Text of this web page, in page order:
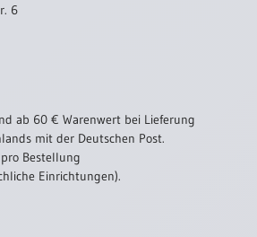
6
ab 60 € Warenwert bei Lieferung
mit der Deutschen Post.
Bestellung
Einrichtungen).